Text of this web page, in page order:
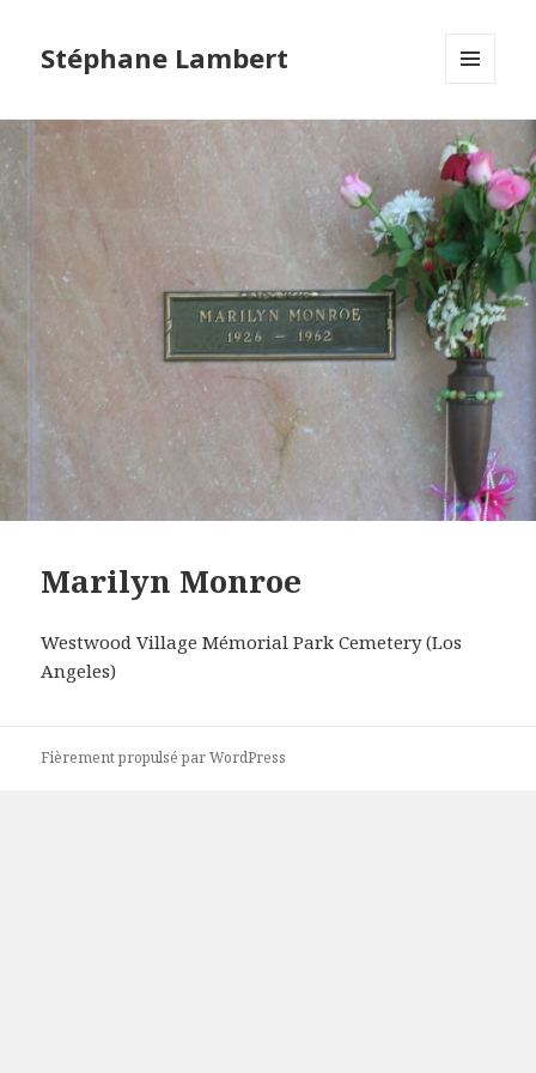
Stéphane Lambert
WIDGETS
Marilyn Monroe
Westwood Village Mémorial Park Cemetery (Los
Angeles)
Fièrement propulsé par WordPress